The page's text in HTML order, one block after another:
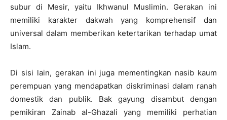
subur di Mesir, yaitu Ikhwanul Muslimin. Gerakan ini
memiliki karakter dakwah yang komprehensif dan
universal dalam memberikan ketertarikan terhadap umat
Islam.
Di sisi lain, gerakan ini juga mementingkan nasib kaum
perempuan yang mendapatkan diskriminasi dalam ranah
domestik dan publik. Bak gayung disambut dengan
pemikiran Zainab al-Ghazali yang memiliki perhatian